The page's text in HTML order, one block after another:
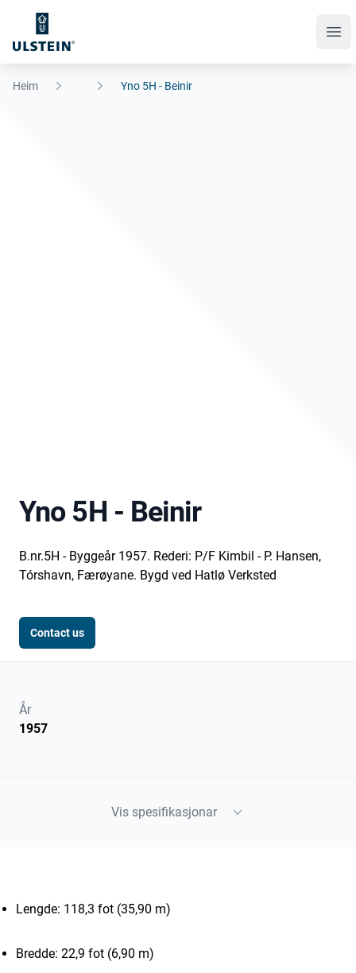
Heim Yno 5H - Beinir
Yno 5H - Beinir
B.nr.5H - Byggeår 1957. Rederi: P/F Kimbil - P. Hansen,
Tórshavn, Færøyane. Bygd ved Hatlø Verksted
Contact us
År
1957
Vis spesifikasjonar
Lengde: 118,3 fot (35,90 m)
Bredde: 22,9 fot (6,90 m)